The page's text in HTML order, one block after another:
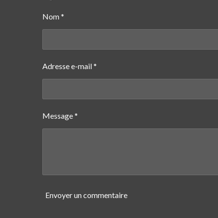
r
Nom *
Adresse e-mail *
Message *
Envoyer un commentaire